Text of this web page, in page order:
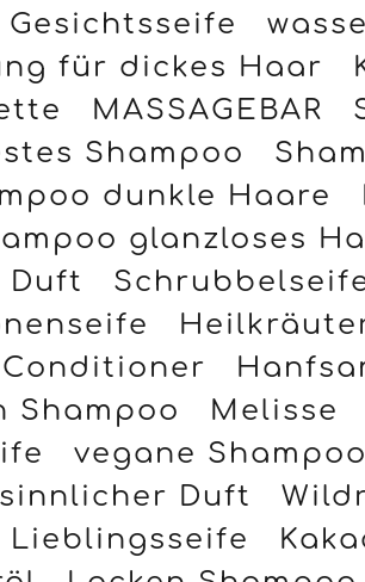
Gesichtsseife
für dickes Haar
MASSAGEBAR
Shampoo
dunkle Haare
glanzloses
Duft
Shampoo Melisse
vegane
sinnlicher Duft
Lieblingsseife